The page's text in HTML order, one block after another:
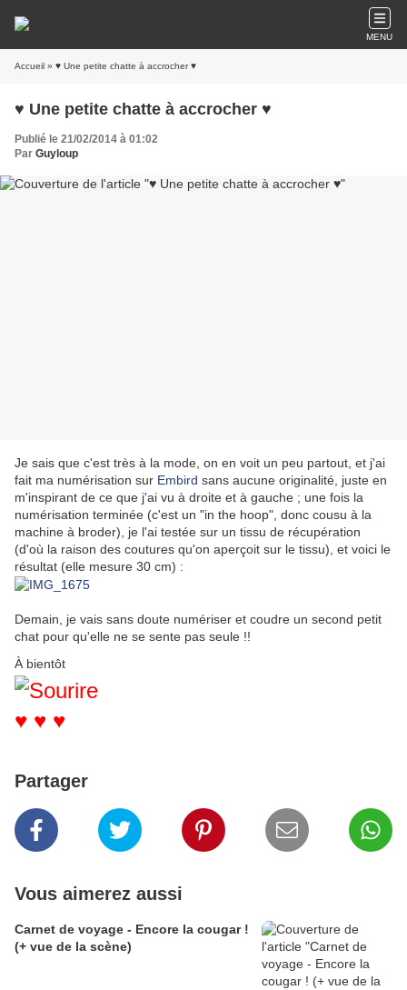
MENU
Accueil » ♥ Une petite chatte à accrocher ♥
♥ Une petite chatte à accrocher ♥
Publié le 21/02/2014 à 01:02
Par Guyloup
Je sais que c'est très à la mode, on en voit un peu partout, et j'ai
fait ma numérisation sur Embird sans aucune originalité, juste en
m'inspirant de ce que j'ai vu à droite et à gauche ; une fois la
numérisation terminée (c'est un "in the hoop", donc cousu à la
machine à broder), je l'ai testée sur un tissu de récupération
(d'où la raison des coutures qu'on aperçoit sur le tissu), et voici le
résultat (elle mesure 30 cm) :
Demain, je vais sans doute numériser et coudre un second petit
chat pour qu'elle ne se sente pas seule !!
À bientôt
♥ ♥ ♥
Partager
Vous aimerez aussi
Carnet de voyage - Encore la cougar !
(+ vue de la scène)